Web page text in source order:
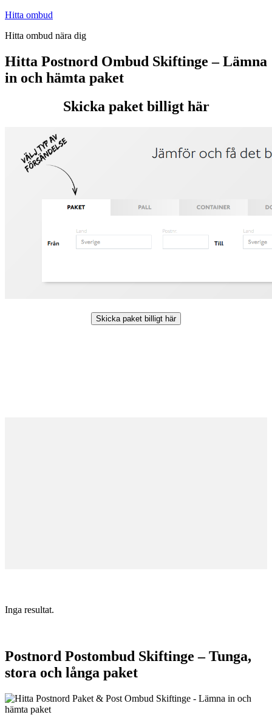
Hoppa
innehåll
Hitta ombud
Hitta ombud nära dig
Hitta Postnord Ombud Skiftinge – Lämna
in och hämta paket
Skicka paket billigt här
Skicka paket billigt här
Inga resultat.
Postnord Postombud Skiftinge – Tunga,
stora och långa paket